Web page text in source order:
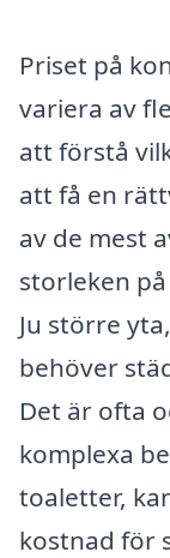
Priset på
variera av
att förstå
att få en
av de mest
storleken
Ju större
behöver
Det är ofta
komplexa
toaletter,
kostnad för